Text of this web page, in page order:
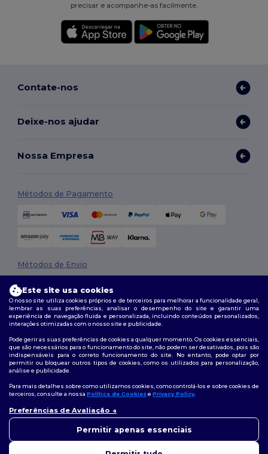
precisar e acompanhe-as facilmente.
Contate-nos
Deixe-nos ajudar
Nossa Empresa
Métodos de Pagamento
Métodos de Envio
2026. Todos os direitos reservados
Termos e Condições|Política de personalização
|Política de cookies|Mapa do Site
Siga-nos
Este site usa cookies
O nosso site utiliza cookies próprios e de terceiros para melhorar a funcionalidade geral,
lembrar as suas preferências, analisar o desempenho do site e garantir uma
experiência de navegação fluida e personalizada, incluindo conteúdos personalizados,
interações otimizadas com o nosso site e publicidade.
Pode gerir as suas preferências de cookies a qualquer momento. Os cookies essenciais,
que são necessários para o funcionamento do site, não podem ser desativados, pois são
indispensáveis para o correto funcionamento do site. No entanto, pode optar por
permitir ou bloquear outros tipos de cookies, como os utilizados para personalização,
análise e publicidade.
Para mais detalhes sobre como utilizamos cookies, como controlá-los e sobre cookies de
terceiros, consulte a nossa Política de Cookiese Privacy Policy.
Preferências de Avaliação
Permitir apenas essenciais
questão, pode contactar-nos a